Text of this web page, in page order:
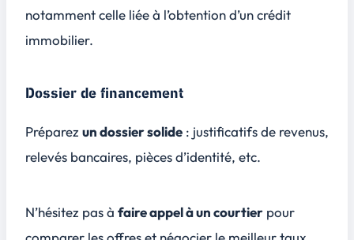
notamment celle liée à l’obtention d’un crédit
immobilier.
Dossier de financement
Préparez un dossier solide : justificatifs de revenus,
relevés bancaires, pièces d’identité, etc.
N’hésitez pas à faire appel à un courtier pour